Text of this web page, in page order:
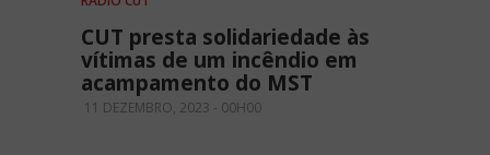
CUT presta solidariedade às
vítimas de um incêndio em
acampamento do MST
11 DEZEMBRO, 2023 - 00H00